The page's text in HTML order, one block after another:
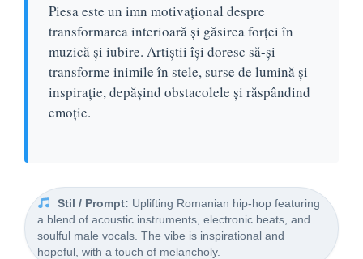
Piesa este un imn motivațional despre
transformarea interioară și găsirea forței în
muzică și iubire. Artiștii își doresc să-și
transforme inimile în stele, surse de lumină și
inspirație, depășind obstacolele și răspândind
emoție.
Stil / Prompt: Uplifting Romanian hip-hop featuring
a blend of acoustic instruments, electronic beats, and
soulful male vocals. The vibe is inspirational and
hopeful, with a touch of melancholy.